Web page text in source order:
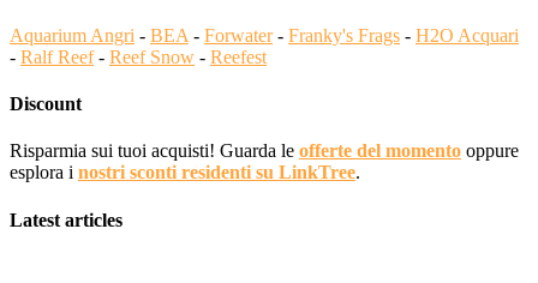
Aquarium Angri - BEA - Forwater- Franky's Frags - H2O Acquari
- Ralf Reef- Reef Snow - Reefest
Discount
Risparmia sui tuoi acquisti! Guarda le offerte del momento oppure
esplora i nostri sconti residenti su LinkTree.
Latest articles